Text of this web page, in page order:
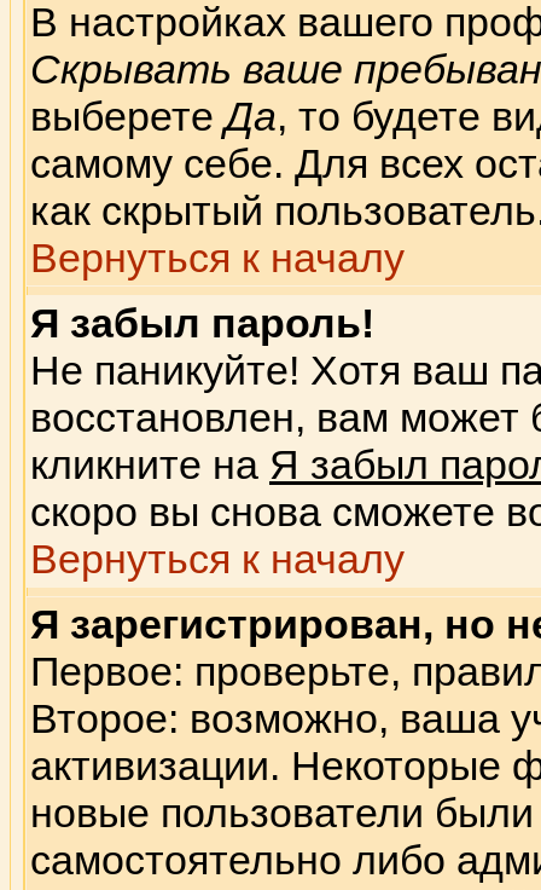
В настройках вашего
Скрывать ваше
выберетеДа, то будете
самому себе. Для всех
как скрытый
Вернуться к началу
Я забыл пароль!
Не паникуйте! Хотя ваш
восстановлен, вам может
кликните на Я забыл
скоро вы снова сможете
Вернуться к началу
Я зарегистрирован, но
Первое: проверьте,
Второе: возможно, ваша
активизации. Некоторые
новые пользователи
самостоятельно либо